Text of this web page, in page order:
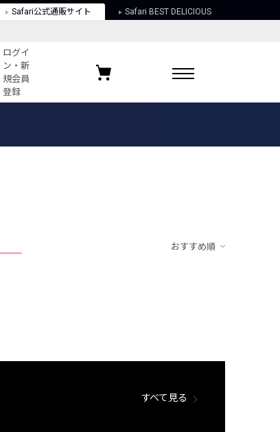
Safari公式通販サイト Safari BEST DELICIOUS
ログイ
ン・新
規会員
登録
お気に入りブランド
おすすめ順
すべて見る